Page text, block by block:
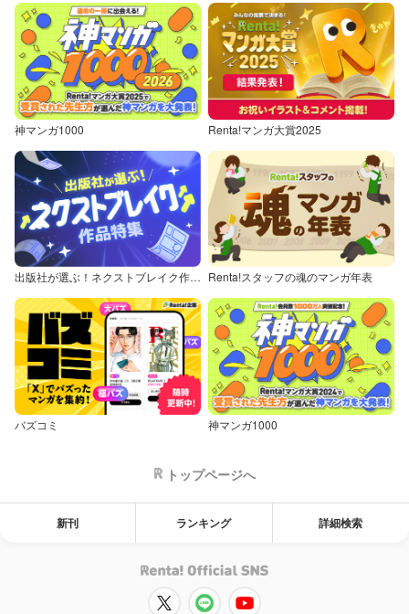
神マンガ1000 Renta!マンガ大賞2025
出版社が選ぶ！ネクストブレイク作品特集 Renta!スタッフの魂のマンガ年表
バズコミ 神マンガ1000
トップページへ
新刊 ランキング 詳細検索